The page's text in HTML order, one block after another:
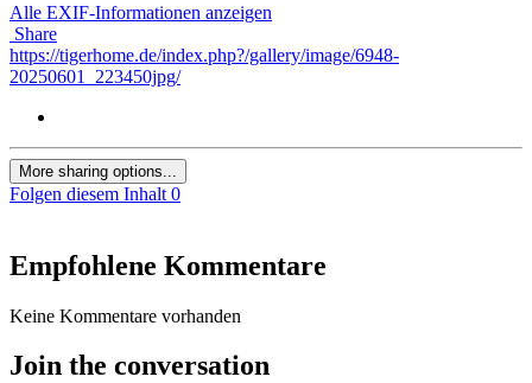
Alle EXIF-Informationen anzeigen
Share
https://tigerhome.de/index.php?/gallery/image/6948-
20250601_223450jpg/
More sharing options...
Folgen diesem Inhalt 0
Empfohlene Kommentare
Keine Kommentare vorhanden
Join the conversation